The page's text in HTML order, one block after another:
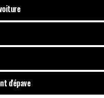
d'épave